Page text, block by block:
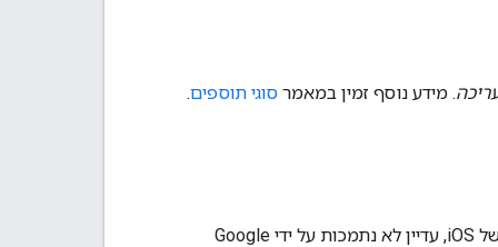
. מידע נוסף זמין במאמר סוגי תוספים.
והיכולות של iOS, עדיין לא נתמכות על ידי Google